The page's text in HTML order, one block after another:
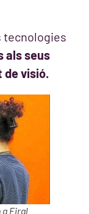
tecnologies
als seus
visió.
a Firal